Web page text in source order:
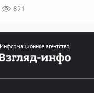
821
Информационное агентство